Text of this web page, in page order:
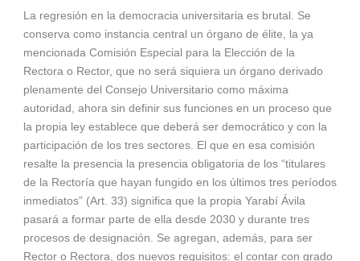
La regresión en la democracia universitaria es brutal. Se
conserva como instancia central un órgano de élite, la ya
mencionada Comisión Especial para la Elección de la
Rectora o Rector, que no será siquiera un órgano derivado
plenamente del Consejo Universitario como máxima
autoridad, ahora sin definir sus funciones en un proceso que
la propia ley establece que deberá ser democrático y con la
participación de los tres sectores. El que en esa comisión
resalte la presencia la presencia obligatoria de los “titulares
de la Rectoría que hayan fungido en los últimos tres períodos
inmediatos” (Art. 33) significa que la propia Yarabí Ávila
pasará a formar parte de ella desde 2030 y durante tres
procesos de designación. Se agregan, además, para ser
Rector o Rectora, dos nuevos requisitos: el contar con grado